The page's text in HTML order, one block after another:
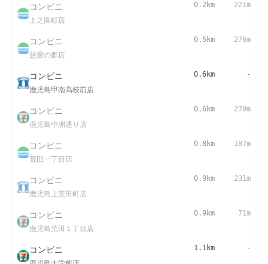
コンビニ
上之園町店
0.2km 221m
コンビニ
慈愛の郷店
0.5km 276m
コンビニ
鹿児島甲南高校前店
0.6km -
コンビニ
鹿児島中洲通り店
0.6km 270m
コンビニ
荒田一丁目店
0.8km 187m
コンビニ
鹿児島上荒田町店
0.9km 231m
コンビニ
鹿児島荒田１丁目店
0.9km 71m
コンビニ 1.1km -